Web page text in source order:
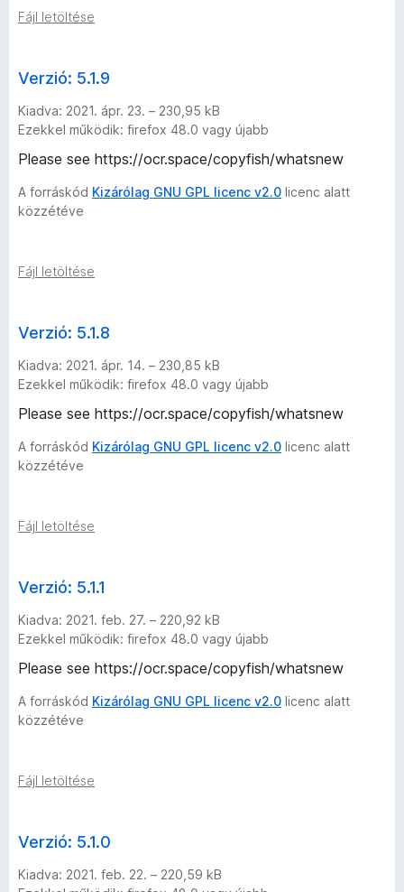
1
9
v
e
r
i
ó
Fájl letöltése
Verzió: 5.1.9
Kiadva: 2021. ápr. 23. – 230,95 kB
Ezekkel működik: firefox 48.0 vagy újabb
Please see https://ocr.space/copyfish/whatsnew
A forráskód Kizárólag GNU GPL licenc v2.0 licenc alatt
közzétéve
Fájl letöltése
Verzió: 5.1.8
Kiadva: 2021. ápr. 14. – 230,85 kB
Ezekkel működik: firefox 48.0 vagy újabb
Please see https://ocr.space/copyfish/whatsnew
A forráskód Kizárólag GNU GPL licenc v2.0 licenc alatt
közzétéve
Fájl letöltése
Verzió: 5.1.1
Kiadva: 2021. feb. 27. – 220,92 kB
Ezekkel működik: firefox 48.0 vagy újabb
Please see https://ocr.space/copyfish/whatsnew
A forráskód Kizárólag GNU GPL licenc v2.0 licenc alatt
közzétéve
Fájl letöltése
Verzió: 5.1.0
Kiadva: 2021. feb. 22. – 220,59 kB